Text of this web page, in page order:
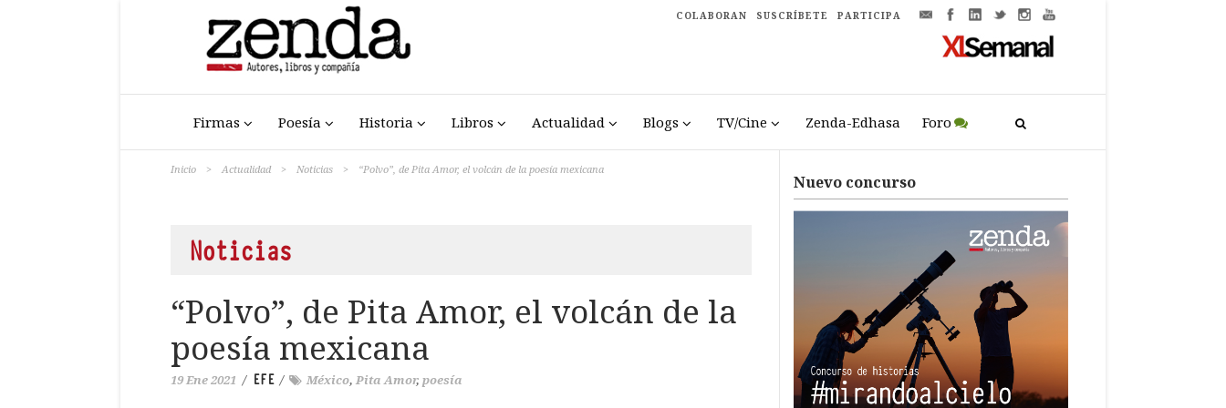
COLABORAN SUSCRÍBETE PARTICIPA
Firmas Poesía Historia Libros Actualidad Blogs TV/Cine Zenda-Edhasa Foro
Inicio > Actualidad > Noticias > “Polvo”, de Pita Amor, el volcán de la poesía mexicana
Noticias
“Polvo”, de Pita Amor, el volcán de la
poesía mexicana
19 Ene 2021 / EFE / México, Pita Amor, poesía
Nuevo concurso